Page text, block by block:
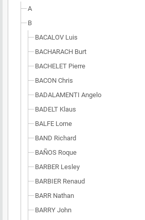
A
B
BACALOV Luis
BACHARACH Burt
BACHELET Pierre
BACON Chris
BADALAMENTI Angelo
BADELT Klaus
BALFE Lorne
BAND Richard
BAÑOS Roque
BARBER Lesley
BARBIER Renaud
BARR Nathan
BARRY John